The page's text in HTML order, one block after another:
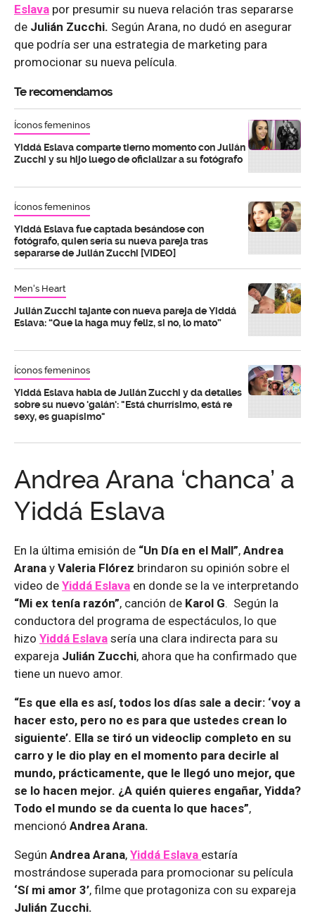
Eslava por presumir su nueva relación tras separarse
de Julián Zucchi. Según Arana, no dudó en asegurar
que podría ser una estrategia de marketing para
promocionar su nueva película.
Te recomendamos
Íconos femeninos
Yiddá Eslava comparte tierno momento con Julián
Zucchi y su hijo luego de oficializar a su fotógrafo
Íconos femeninos
Yiddá Eslava fue captada besándose con
fotógrafo, quien sería su nueva pareja tras
separarse de Julián Zucchi [VIDEO]
Men's Heart
Julián Zucchi tajante con nueva pareja de Yiddá
Eslava: “Que la haga muy feliz, si no, lo mato”
Íconos femeninos
Yiddá Eslava habla de Julián Zucchi y da detalles
sobre su nuevo 'galán': "Está churrísimo, está re
sexy, es guapísimo"
Andrea Arana ‘chanca’ a
Yiddá Eslava
En la última emisión de “Un Día en el Mall”, Andrea
Arana y Valeria Flórez brindaron su opinión sobre el
video de Yiddá Eslava en donde se la ve interpretando
“Mi ex tenía razón”, canción de Karol G. Según la
conductora del programa de espectáculos, lo que
hizo Yiddá Eslava sería una clara indirecta para su
expareja Julián Zucchi, ahora que ha confirmado que
tiene un nuevo amor.
“Es que ella es así, todos los días sale a decir: ‘voy a
hacer esto, pero no es para que ustedes crean lo
siguiente’. Ella se tiró un videoclip completo en su
carro y le dio play en el momento para decirle al
mundo, prácticamente, que le llegó uno mejor, que
se lo hacen mejor. ¿A quién quieres engañar, Yidda?
Todo el mundo se da cuenta lo que haces”,
mencionó Andrea Arana.
Según Andrea Arana, Yiddá Eslava estaría
mostrándose superada para promocionar su película
‘Sí mi amor 3’, filme que protagoniza con su expareja
Julián Zucchi.